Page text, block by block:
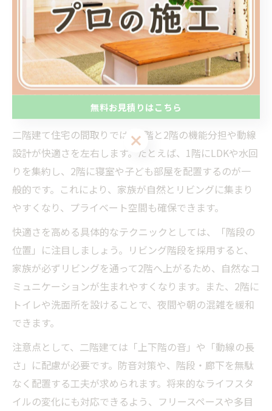
せて間仕切りを追加する方法があります。実際に、こう
した工夫により「狭い」と感じていた住まいが快適に変
わったという声も多く、家族のコミュニケーションも取
りやすくなります。
二階建て間取りで快適さを高める設計テクニッ
二階建て住宅の間取りでは、1階と2階の機能分担や動線
設計が快適さを左右します。たとえば、1階にLDKや水回
りを集約し、2階に寝室や子ども部屋を配置するのが一
般的です。これにより、家族が自然とリビングに集まり
やすくなり、プライベート空間も確保できます。
快適さを高める具体的なテクニックとしては、「階段の
位置」に注目しましょう。リビング階段を採用すると、
家族が必ずリビングを通って2階へ上がるため、自然なコ
ミュニケーションが生まれやすくなります。また、2階に
トイレや洗面所を設けることで、夜間や朝の混雑を緩和
できます。
注意点として、二階建ては「上下階の音」や「動線の長
さ」に配慮が必要です。防音対策や、階段・廊下を無駄
なく配置する工夫が求められます。将来的なライフスタ
イルの変化にも対応できるよう、フリースペースや多目
無料お見積りはこちら
無料お見積りはこちら